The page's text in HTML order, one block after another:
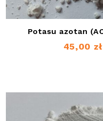
Potasu azotan
45,00 zł